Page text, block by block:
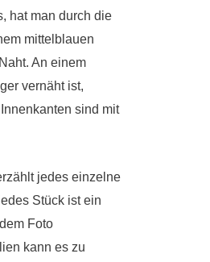
hat man durch die
mittelblauen
An einem
vernäht ist,
sind mit
jedes einzelne
Stück ist ein
Foto
kann es zu